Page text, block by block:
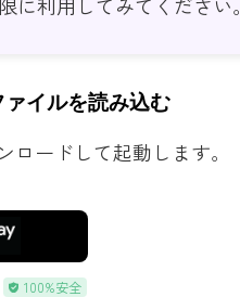
イルを読み込む
ードして起動します。
100%安全